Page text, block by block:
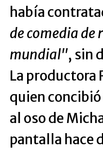
había
de comedia de
mundial", sin
La productora
quien
al oso de
pantalla hace